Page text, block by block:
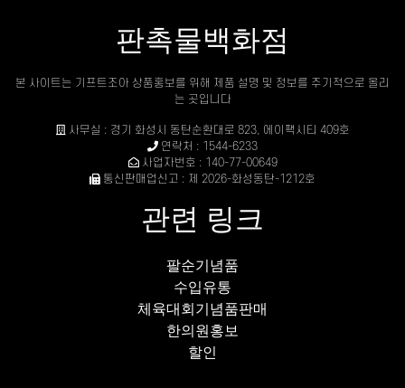
판촉물백화점
본 사이트는 기프트조아 상품홍보를 위해 제품 설명 및 정보를 주기적으로 올리
는 곳입니다
사무실 : 경기 화성시 동탄순환대로 823, 에이팩시티 409호
연락처 : 1544-6233
사업자번호 : 140-77-00649
통신판매업신고 : 제 2026-화성동탄-1212호
관련 링크
팔순기념품
수입유통
체육대회기념품판매
한의원홍보
할인